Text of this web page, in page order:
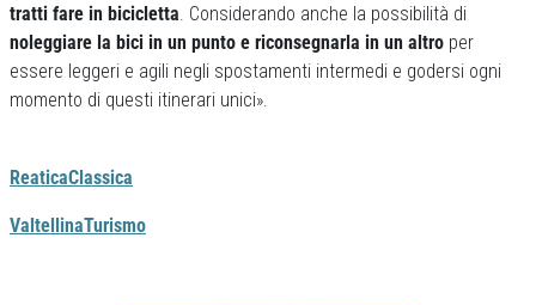
tratti fare in bicicletta. Considerando anche la possibilità di
noleggiare la bici in un punto e riconsegnarla in un altro per
essere leggeri e agili negli spostamenti intermedi e godersi ogni
momento di questi itinerari unici».
ReaticaClassica
ValtellinaTurismo